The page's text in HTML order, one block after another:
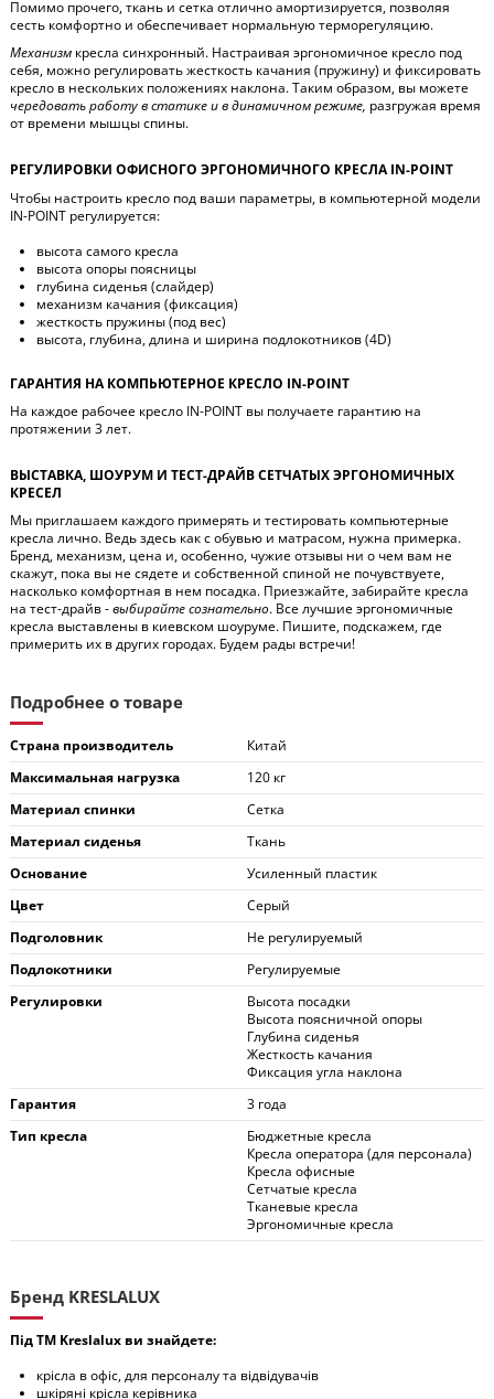
Помимо прочего, ткань и сетка отлично амортизируется, позволяя
сесть комфортно и обеспечивает нормальную терморегуляцию.
Механизм кресла синхронный. Настраивая эргономичное кресло под
себя, можно регулировать жесткость качания (пружину) и фиксировать
кресло в нескольких положениях наклона. Таким образом, вы можете
чередовать работу в статике и в динамичном режиме, разгружая время
от времени мышцы спины.
РЕГУЛИРОВКИ ОФИСНОГО ЭРГОНОМИЧНОГО КРЕСЛА IN-POINT
Чтобы настроить кресло под ваши параметры, в компьютерной модели
IN-POINT регулируется:
высота самого кресла
высота опоры поясницы
глубина сиденья (слайдер)
механизм качания (фиксация)
жесткость пружины (под вес)
высота, глубина, длина и ширина подлокотников (4D)
ГАРАНТИЯ НА КОМПЬЮТЕРНОЕ КРЕСЛО IN-POINT
На каждое рабочее кресло IN-POINT вы получаете гарантию на
протяжении 3 лет.
ВЫСТАВКА, ШОУРУМ И ТЕСТ-ДРАЙВ СЕТЧАТЫХ ЭРГОНОМИЧНЫХ
КРЕСЕЛ
Мы приглашаем каждого примерять и тестировать компьютерные
кресла лично. Ведь здесь как с обувью и матрасом, нужна примерка.
Бренд, механизм, цена и, особенно, чужие отзывы ни о чем вам не
скажут, пока вы не сядете и собственной спиной не почувствуете,
насколько комфортная в нем посадка. Приезжайте, забирайте кресла
на тест-драйв -выбирайте сознательно. Все лучшие эргономичные
кресла выставлены в киевском шоуруме. Пишите, подскажем, где
примерить их в других городах. Будем рады встречи!
Подробнее о товаре
Страна производитель
Китай
Максимальная нагрузка
120 кг
Материал спинки
Сетка
Материал сиденья
Ткань
Основание
Усиленный пластик
Цвет
Серый
Подголовник
Не регулируемый
Подлокотники
Регулируемые
Регулировки
Высота посадки
Высота поясничной опоры
Глубина сиденья
Жесткость качания
Фиксация угла наклона
Гарантия
3 года
Тип кресла
Бюджетные кресла
Кресла оператора (для персонала)
Кресла офисные
Сетчатые кресла
Тканевые кресла
Эргономичные кресла
Бренд KRESLALUX
Під ТМ Kreslalux ви знайдете:
крісла в офіс, для персоналу та відвідувачів
шкіряні крісла керівника